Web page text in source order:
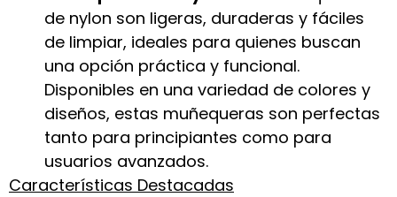
de nylon son ligeras, duraderas y fáciles
de limpiar, ideales para quienes buscan
una opción práctica y funcional.
Disponibles en una variedad de colores y
diseños, estas muñequeras son perfectas
tanto para principiantes como para
usuarios avanzados.
Características Destacadas